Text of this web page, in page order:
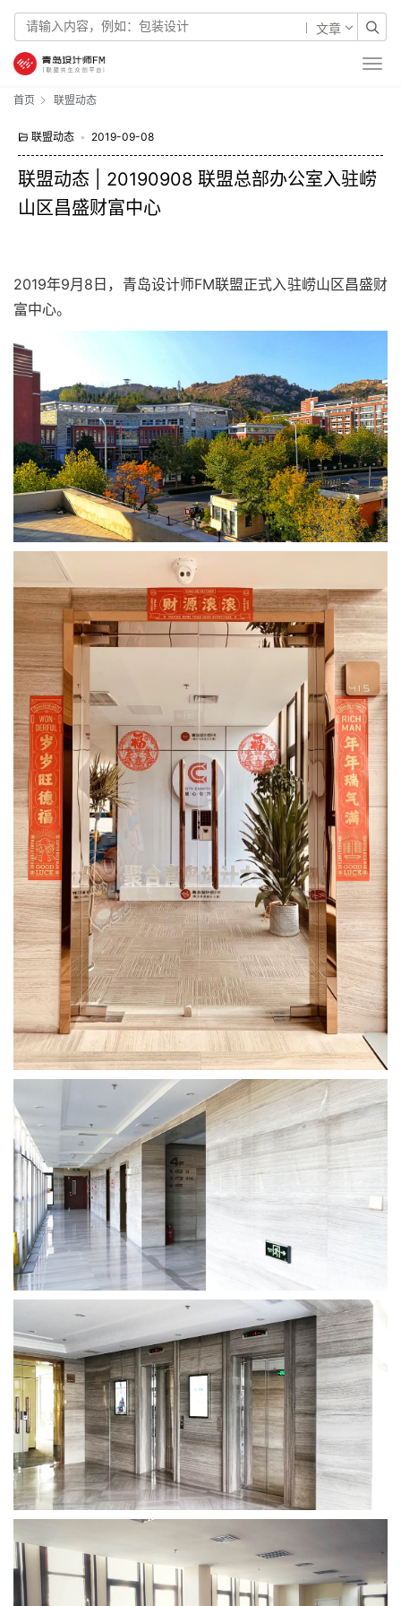
文章
首页 联盟动态
联盟动态 • 2019-09-08
联盟动态 | 20190908 联盟总部办公室入驻崂
山区昌盛财富中心
2019年9月8日，青岛设计师FM联盟正式入驻崂山区昌盛财
富中心。